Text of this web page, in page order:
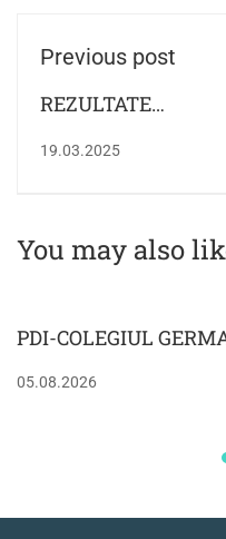
Previous post
REZULTATE
19.03.2025
You may also
PDI-COLEGIUL
05.08.2026